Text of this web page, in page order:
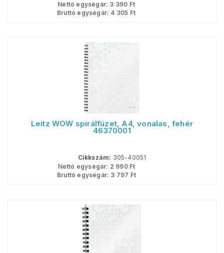
Nettó egységár: 3 390 Ft
Bruttó egységár: 4 305 Ft
Leitz WOW spirálfüzet, A4, vonalas, fehér
46370001
Cikkszám: 305-40051
Nettó egységár: 2 990Ft
Bruttó egységár: 3 797 Ft